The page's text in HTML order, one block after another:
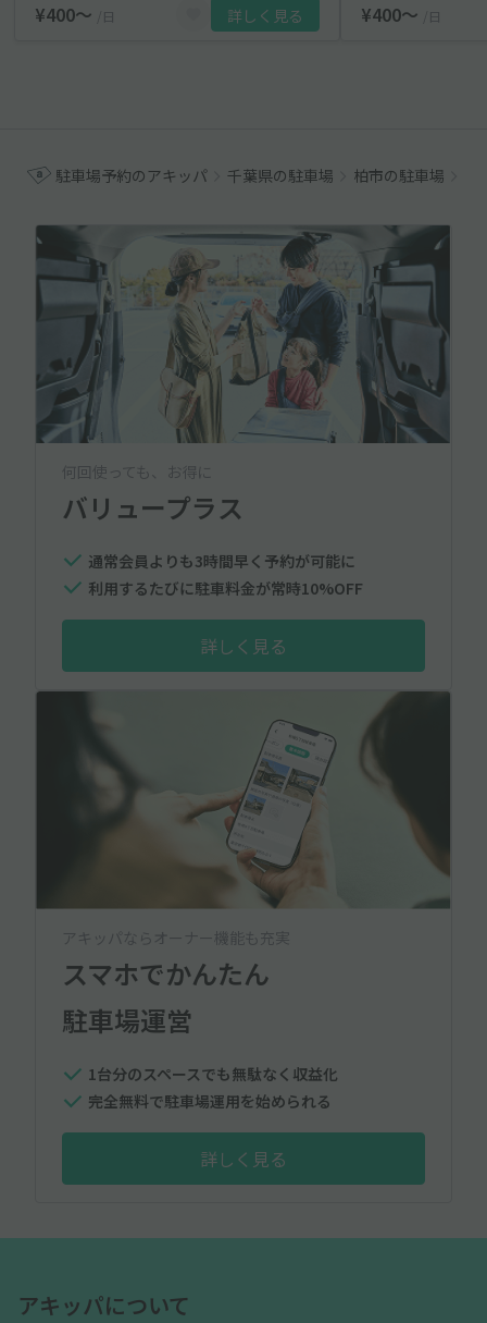
¥400〜 /日 詳しく見る ¥400〜 /日
駐車場予約のアキッパ 千葉県の駐車場 柏市の駐車場
何回使っても、お得に
バリュープラス
通常会員よりも3時間早く予約が可能に
利用するたびに駐車料金が常時10%OFF
詳しく見る
アキッパならオーナー機能も充実
スマホでかんたん
駐車場運営
1台分のスペースでも無駄なく収益化
完全無料で駐車場運用を始められる
詳しく見る
アキッパについて